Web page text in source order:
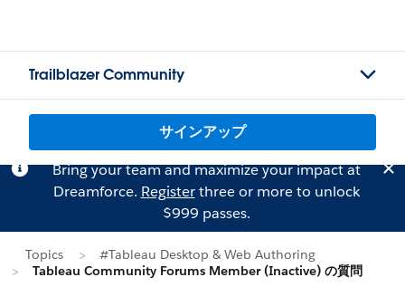
Trailblazer Community
サインアップ
Bring your team and maximize your impact at
Dreamforce. Registerthree or more to unlock
$999 passes.
Topics
#Tableau Desktop & Web Authoring
Tableau Community Forums Member (Inactive) の質問